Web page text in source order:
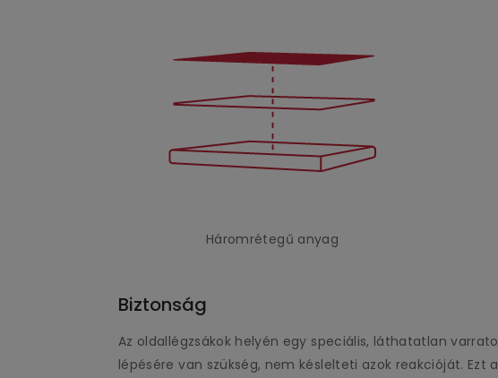
Háromrétegű anyag
Biztonság
Az oldallégzsákok helyén egy speciális, láthatatlan
lépésére van szükség, nem késlelteti azok reakcióját. Ezt